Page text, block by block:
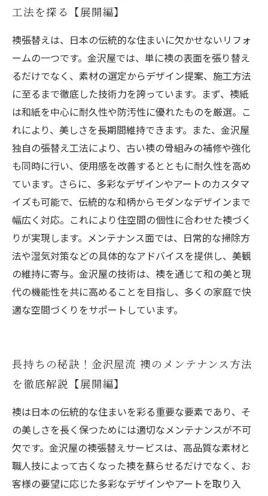
工法を探る【展開編】
襖張替えは、日本の伝統的な住まいに欠かせないリフォ
ームの一つです。金沢屋では、単に襖の表面を張り替え
るだけでなく、素材の選定からデザイン提案、施工方法
に至るまで徹底した技術力を誇っています。まず、襖紙
は和紙を中心に耐久性や防汚性に優れたものを厳選。こ
れにより、美しさを長期間維持できます。また、金沢屋
独自の張替え工法により、古い襖の骨組みの補修や強化
も同時に行い、使用感を改善するとともに耐久性を高め
ています。さらに、多彩なデザインやアートのカスタマ
イズも可能で、伝統的な和柄からモダンなデザインまで
幅広く対応。これにより住空間の個性に合わせた襖づく
りが実現します。メンテナンス面では、日常的な掃除方
法や湿気対策などの具体的なアドバイスを提供し、美観
の維持に寄与。金沢屋の技術は、襖を通じて和の美と現
代の機能性を共に高めることを目指し、多くの家庭で快
適な空間づくりをサポートしています。
長持ちの秘訣！金沢屋流 襖のメンテナンス方法
を徹底解説【展開編】
襖は日本の伝統的な住まいを彩る重要な要素であり、そ
の美しさを長く保つためには適切なメンテナンスが不可
欠です。金沢屋の襖張替えサービスは、高品質な素材と
職人技によって古くなった襖を蘇らせるだけでなく、お
客様の要望に応じた多彩なデザインやアートを取り入